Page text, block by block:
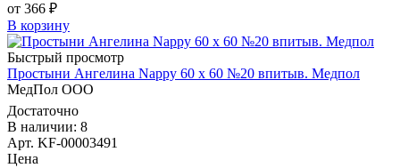
от 366 ₽
В корзину
Быстрый просмотр
Простыни Ангелина Nappy 60 х 60 №20 впитыв. Медпол
МедПол ООО
Достаточно
В наличии: 8
Арт. KF-00003491
Цена